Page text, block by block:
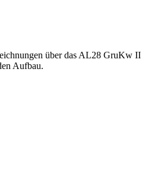
über das AL28 GruKw II
Aufbau.